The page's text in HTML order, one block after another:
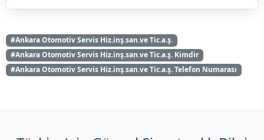
#Ankara Otomotiv Servis Hiz.inş.san.ve Tic.a.ş.
#Ankara Otomotiv Servis Hiz.inş.san.ve Tic.a.ş. Kimdir
#Ankara Otomotiv Servis Hiz.inş.san.ve Tic.a.ş. Telefon Numarası